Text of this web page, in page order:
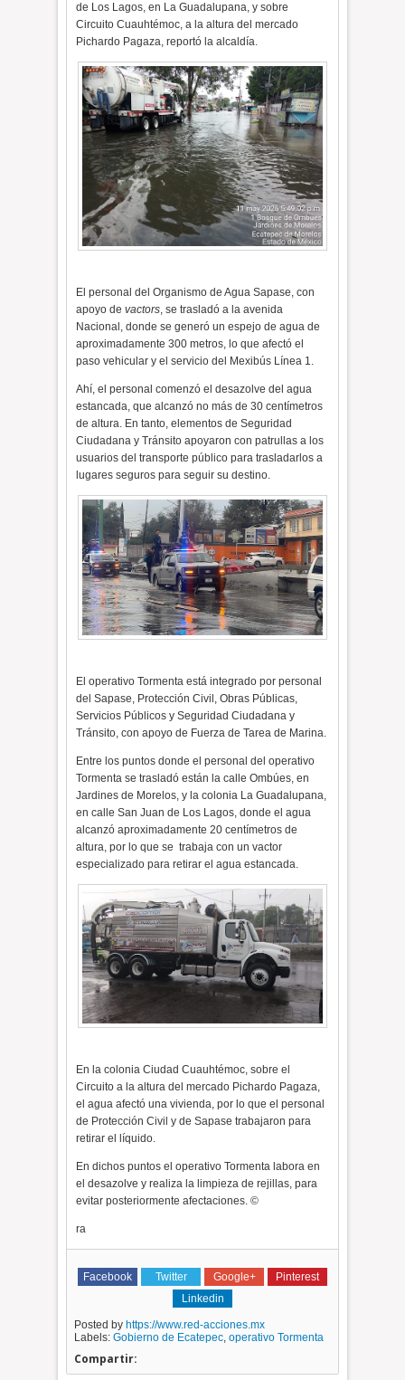
de Los Lagos, en La Guadalupana, y sobre
Circuito Cuauhtémoc, a la altura del mercado
Pichardo Pagaza, reportó la alcaldía.
El personal del Organismo de Agua Sapase, con
apoyo devactors, se trasladó a la avenida
Nacional, donde se generó un espejo de agua de
aproximadamente 300 metros, lo que afectó el
paso vehicular y el servicio del Mexibús Línea 1.
Ahí, el personal comenzó el desazolve del agua
estancada, que alcanzó no más de 30 centímetros
de altura. En tanto, elementos de Seguridad
Ciudadana y Tránsito apoyaron con patrullas a los
usuarios del transporte público para trasladarlos a
lugares seguros para seguir su destino.
El operativo Tormenta está integrado por personal
del Sapase, Protección Civil, Obras Públicas,
Servicios Públicos y Seguridad Ciudadana y
Tránsito, con apoyo de Fuerza de Tarea de Marina.
Entre los puntos donde el personal del operativo
Tormenta se trasladó están la calle Ombúes, en
Jardines de Morelos, y la colonia La Guadalupana,
en calle San Juan de Los Lagos, donde el agua
alcanzó aproximadamente 20 centímetros de
altura, por lo que se trabaja con un vactor
especializado para retirar el agua estancada.
En la colonia Ciudad Cuauhtémoc, sobre el
Circuito a la altura del mercado Pichardo Pagaza,
el agua afectó una vivienda, por lo que el personal
de Protección Civil y de Sapase trabajaron para
retirar el líquido.
En dichos puntos el operativo Tormenta labora en
el desazolve y realiza la limpieza de rejillas, para
evitar posteriormente afectaciones. ©
ra
Facebook Twitter Google+
Pinterest
Linkedin
Posted byhttps://www.red-acciones.mx
Labels:Gobierno de Ecatepec ,operativo Tormenta
Compartir: